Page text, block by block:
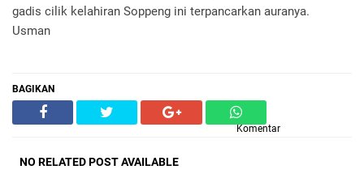
gadis cilik kelahiran Soppeng ini terpancarkan auranya.
Usman
BAGIKAN
Komentar
NO RELATED POST AVAILABLE